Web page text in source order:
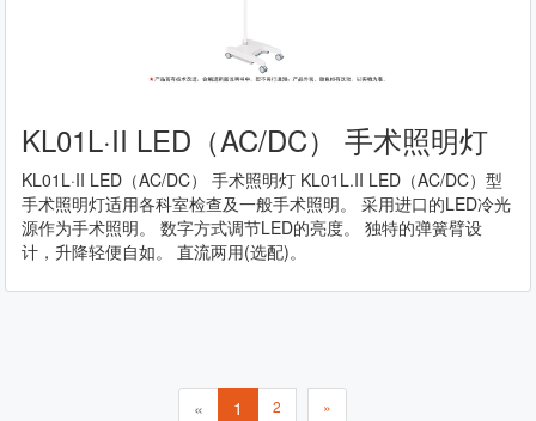
KL01L·II LED（AC/DC） 手术照明灯
KL01L·II LED（AC/DC） 手术照明灯 KL01L.II LED（AC/DC）型
手术照明灯适用各科室检查及一般手术照明。 采用进口的LED冷光
源作为手术照明。 数字方式调节LED的亮度。 独特的弹簧臂设
计，升降轻便自如。 直流两用(选配)。
« 1 2 »